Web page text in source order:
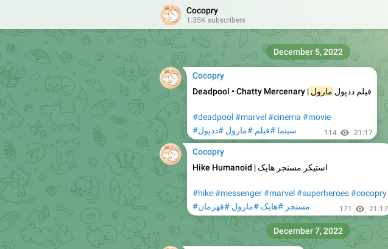
Cocopry
1.35K subscribers
Cocopry
Deadpool • Chatty Mercenary | فیلم ددپول مارول
#deadpool#marvel#cinema #movie
#سینما #فیلم #مارول #ددپول 114 21:17
December 5, 2022
Cocopry
Hike Humanoid | استیکر مسنجر هایک
#hike#messenger#marvel#superheroes#cocopry
#مسنجر #هایک #مارول #قهرمان 171 21:17
December 7, 2022